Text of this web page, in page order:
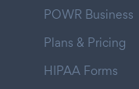
POWR Business
Plans & Pricing
HIPAA Forms